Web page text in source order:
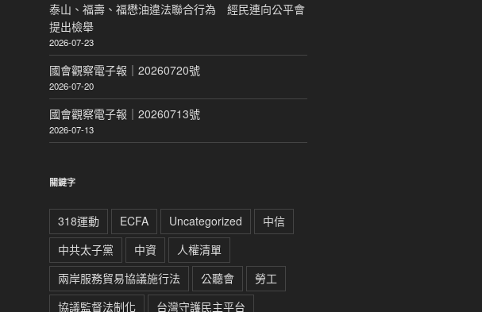
泰山、福壽、福懋油違法聯合行為 經民連向公平會
提出檢舉
2026-07-23
國會觀察電子報｜20260720號
2026-07-20
國會觀察電子報｜20260713號
2026-07-13
關鍵字
318運動 ECFA Uncategorized
中信
中共太子黨
中資
人權清單
兩岸服務貿易協議施行法
公聽會
勞工
協議監督法制化
台灣守護民主平台